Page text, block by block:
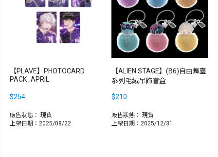
【PLAVE】PHOTOCARD
PACK_APRIL
$254
販售狀態： 現貨
上架日期：2025/08/22
【ALIEN STAGE】(B6)自由舞臺
系列毛絨吊飾盲盒
$210
販售狀態： 現貨
上架日期：2025/12/31